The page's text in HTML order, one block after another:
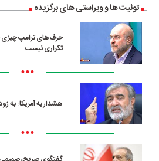
توئیت ها و ویراستی های برگزیده
حرف‌های ترامپ چیزی
تکراری نیست
•••
هشدار به آمریکا: به
•••